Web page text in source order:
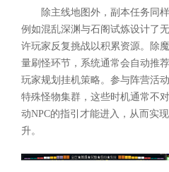
除主线地图外，副本任务同
例如混乱深渊与石阁试炼设计了
许玩家反复挑战以积累资源。除
量刷怪环节，系统通常会自动推
玩家规划挂机策略。参与阵营活
特殊怪物集群，这些时机通常不
动NPC的指引才能进入，从而实
升。